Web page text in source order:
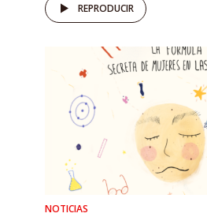
REPRODUCIR
NOTICIAS